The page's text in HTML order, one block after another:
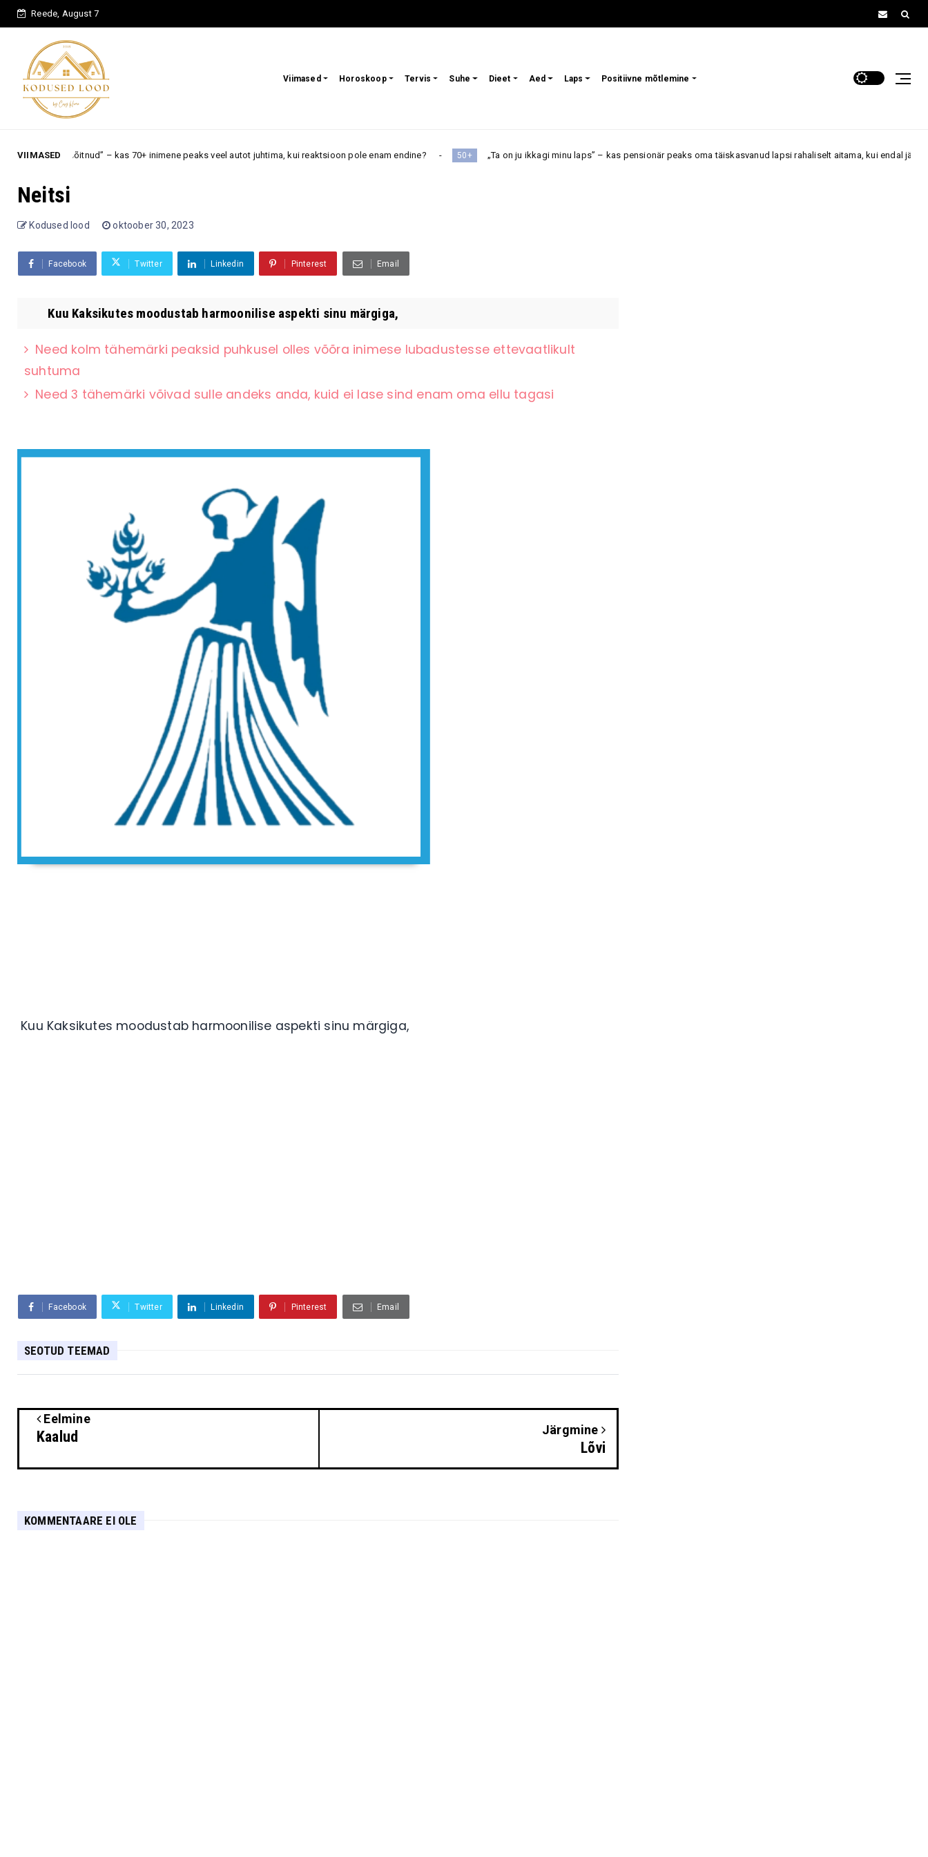
Reede, August 7
Viimased Horoskoop Tervis Suhe Dieet Aed Laps Positiivne mõtlemine
VIIMASED
sõitnud” – kas 70+ inimene peaks veel autot juhtima, kui reaktsioon pole enam endine? 50+ „Ta on ju ikkagi minu laps” – kas pensionär peaks oma täiskasvanud lapsi rahaliselt aitama, kui endal jääb väheks?
Neitsi
Kodused lood oktoober 30, 2023
Facebook Twitter Linkedin Pinterest Email
Kuu Kaksikutes moodustab harmoonilise aspekti sinu märgiga,
Need kolm tähemärki peaksid puhkusel olles võõra inimese lubadustesse ettevaatlikult
suhtuma
Need 3 tähemärki võivad sulle andeks anda, kuid ei lase sind enam oma ellu tagasi
Kuu Kaksikutes moodustab harmoonilise aspekti sinu märgiga,
Facebook Twitter Linkedin Pinterest Email
SEOTUD TEEMAD
Eelmine
Kaalud Järgmine
Lõvi
KOMMENTAARE EI OLE